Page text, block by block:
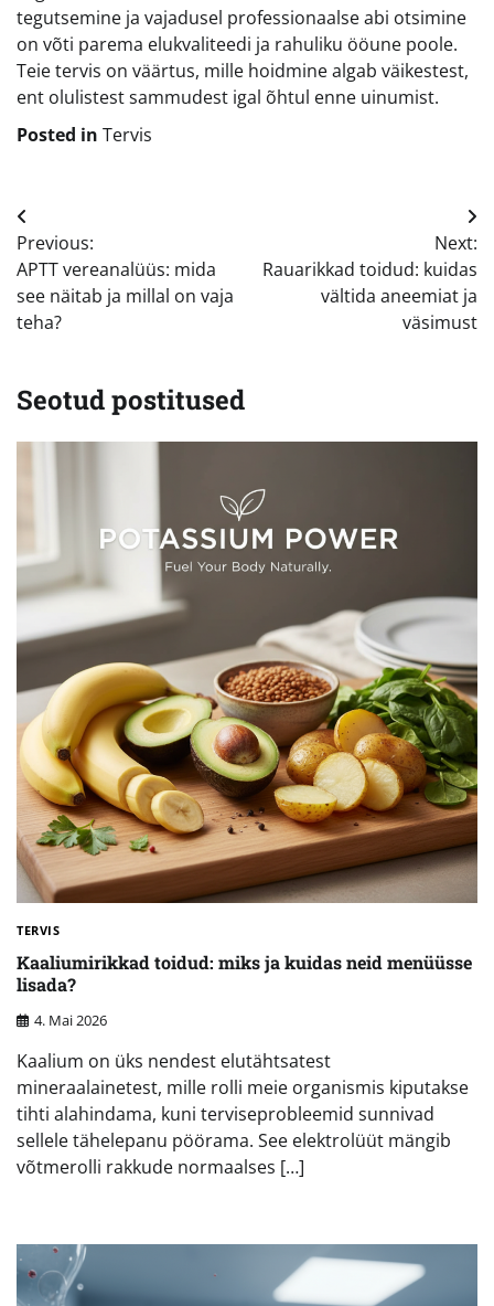
tegutsemine ja vajadusel professionaalse abi otsimine
on võti parema elukvaliteedi ja rahuliku ööune poole.
Teie tervis on väärtus, mille hoidmine algab väikestest,
ent olulistest sammudest igal õhtul enne uinumist.
Posted in Tervis
Navigeerimine
Previous:
APTT vereanalüüs: mida
see näitab ja millal on vaja
teha?
Next:
Rauarikkad toidud: kuidas
vältida aneemiat ja
väsimust
Seotud postitused
TERVIS
Kaaliumirikkad toidud: miks ja kuidas neid menüüsse
lisada?
4. Mai 2026
Kaalium on üks nendest elutähtsatest
mineraalainetest, mille rolli meie organismis kiputakse
tihti alahindama, kuni terviseprobleemid sunnivad
sellele tähelepanu pöörama. See elektrolüüt mängib
võtmerolli rakkude normaalses […]